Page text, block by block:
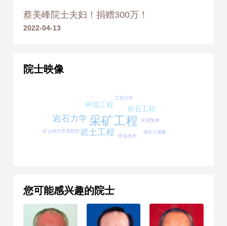
2011年荣获 冶金科学技术奖 一等
奖
2015年
蔡美峰院士夫妇！捐赠300万！
2022-04-13
院士映像
采矿工程
岩土工程
岩石力学
环境工程 岩石工程
灾害预测
开采技术
地应力测量
矿山动力灾害防控
工程力学
您可能感兴趣的院士